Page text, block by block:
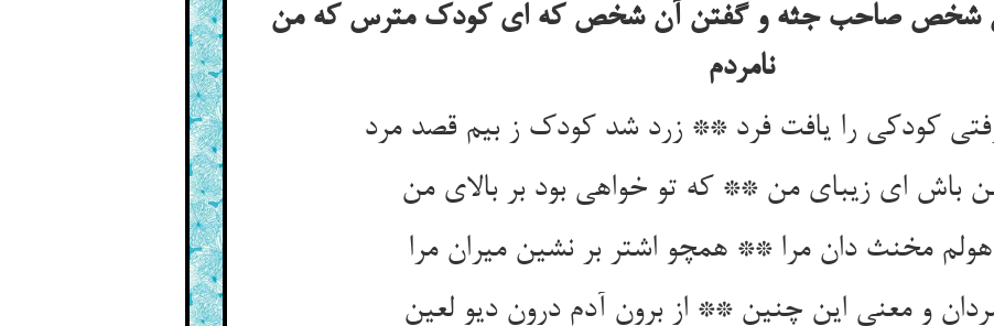
شخص صاحب جثه و گفتن آن شخص که ای کودک مترس که من
نامردم‏
کودکی را یافت فرد ** زرد شد کودک ز بیم قصد مرد
باش ای زیبای من ** که تو خواهی بود بر بالای من‏
مخنث دان مرا ** همچو اشتر بر نشین می‏ران مرا
و معنی این چنین ** از برون آدم درون دیو لعین‏